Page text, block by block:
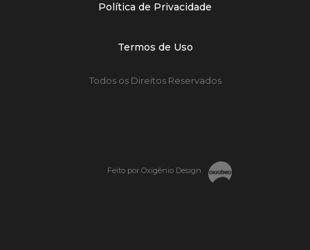
Política de Privacidade
Termos de Uso
Todos os Direitos Reservados
Feito por Oxigênio Design